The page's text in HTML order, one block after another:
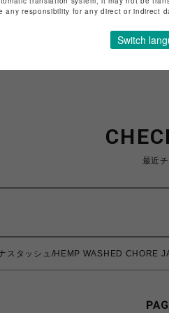
特定商取引法など法令に基
最近
スタッシュ/HEMP WASHED CHORE
any responsibility for any direct or indirect
Switch